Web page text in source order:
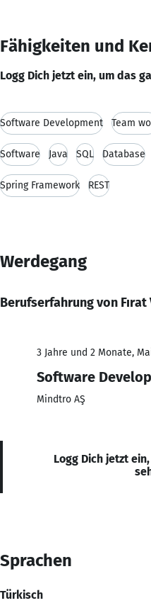
Fähigkeiten und
Logg Dich jetzt ein, um das
Software Development Team
Software Java SQL Database
Spring Framework REST
Werdegang
Berufserfahrung von Fırat
3 Jahre und 2 Monate,
Software
Mindtro AŞ
Logg Dich jetzt
Sprachen
Türkisch